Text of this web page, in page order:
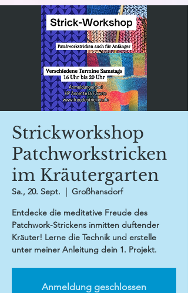
Strickworkshop
Patchworkstricken
im Kräutergarten
Sa., 20. Sept.
  |
Großhansdorf
Entdecke die meditative Freude des
Patchwork-Strickens inmitten duftender
Kräuter! Lerne die Technik und erstelle
unter meiner Anleitung dein 1. Projekt.
Anmeldung geschlossen